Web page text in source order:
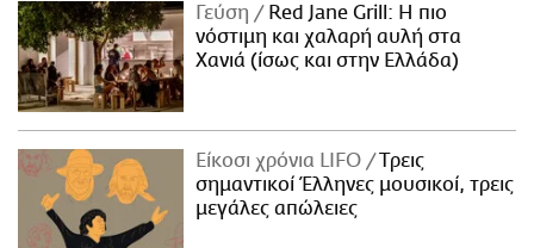
Γεύση
Red Jane Grill: Η πιο
νόστιμη και χαλαρή αυλή στα
Χανιά (ίσως και στην Ελλάδα)
Είκοσι χρόνια LIFO
Tρεις
σημαντικοί Έλληνες μουσικοί, τρεις
μεγάλες απώλειες